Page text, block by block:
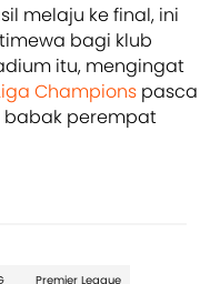
melaju ke final, ini
bagi klub
itu, mengingat
Champions pasca
babak perempat
Premier League